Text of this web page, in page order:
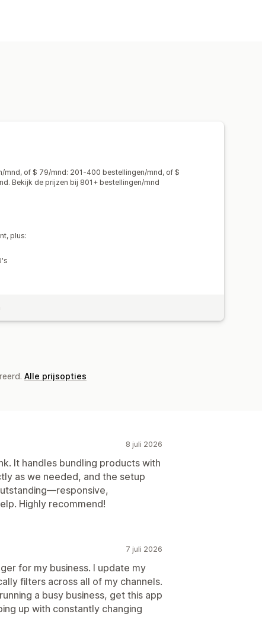
mnd, of $ 79/mnd: 201-400 bestellingen/mnd, of $
Bekijk de prijzen bij 801+ bestellingen/mnd
plus:
Alle prijsopties
8 juli 2026
It handles bundling products with
as we needed, and the setup
Highly recommend!
7 juli 2026
for my business. I update my
filters across all of my channels.
a busy business, get this app
up with constantly changing